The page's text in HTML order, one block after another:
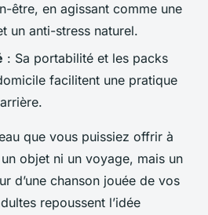
être, en agissant comme une
un anti-stress naturel.
: Sa portabilité et les packs
facilitent une pratique
que vous puissiez offrir à
objet ni un voyage, mais un
d’une chanson jouée de vos
repoussent l’idée